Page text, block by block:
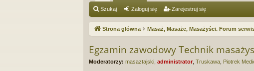
ię
ce
…
Szukaj Zaloguj się Zarejestruj się
Strona główna Masaż, Masaże, Masażyści. Forum
Egzamin zawodowy Technik
Moderatorzy: masaztajski administrator Truskawa Piotrek